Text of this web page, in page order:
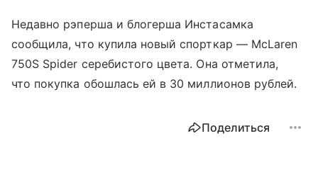
Недавно рэперша и блогерша Инстасамка
сообщила, что купила новый спорткар — McLaren
750S Spider серебистого цвета. Она отметила,
что покупка обошлась ей в 30 миллионов рублей.
Поделиться